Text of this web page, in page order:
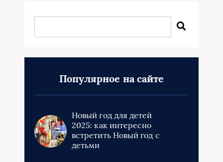
Популярное на сайте
Новый год для детей
2025: как интересно
встретить Новый год с
детьми